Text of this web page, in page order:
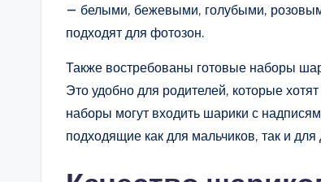
— белыми, бежевыми, голубыми,
подходят для фотозон.
Также востребованы готовые наборы
Это удобно для родителей, которые
наборы могут входить шарики с
подходящие как для мальчиков, так и для